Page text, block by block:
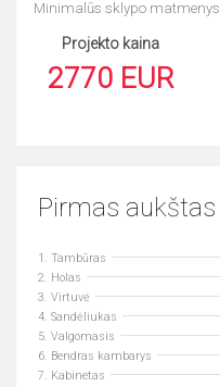
Minimalūs sklypo matmenys
Projekto kaina
2770 EUR
Pirmas aukštas
1. Tambūras
2. Holas
3. Virtuvė
4. Sandėliukas
5. Valgomasis
6. Bendras kambarys
7. Kabinetas